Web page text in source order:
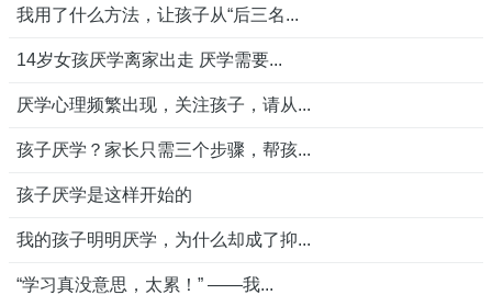
我用了什么方法，让孩子从“后三名...
14岁女孩厌学离家出走 厌学需要...
厌学心理频繁出现，关注孩子，请从...
孩子厌学？家长只需三个步骤，帮孩...
孩子厌学是这样开始的
我的孩子明明厌学，为什么却成了抑...
“学习真没意思，太累！” ——我...